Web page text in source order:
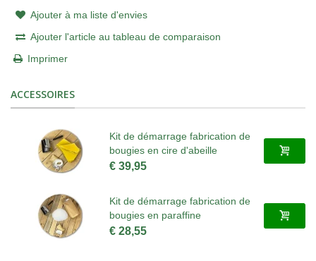
Ajouter à ma liste d'envies
Ajouter l'article au tableau de comparaison
Imprimer
ACCESSOIRES
Kit de démarrage fabrication de
bougies en cire d'abeille
€ 39,95
Kit de démarrage fabrication de
bougies en paraffine
€ 28,55